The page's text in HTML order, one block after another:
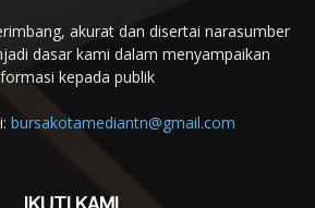
akurat dan disertai narasumber
dasar kami dalam menyampaikan
kepada publik
bursakotamediantn@gmail.com